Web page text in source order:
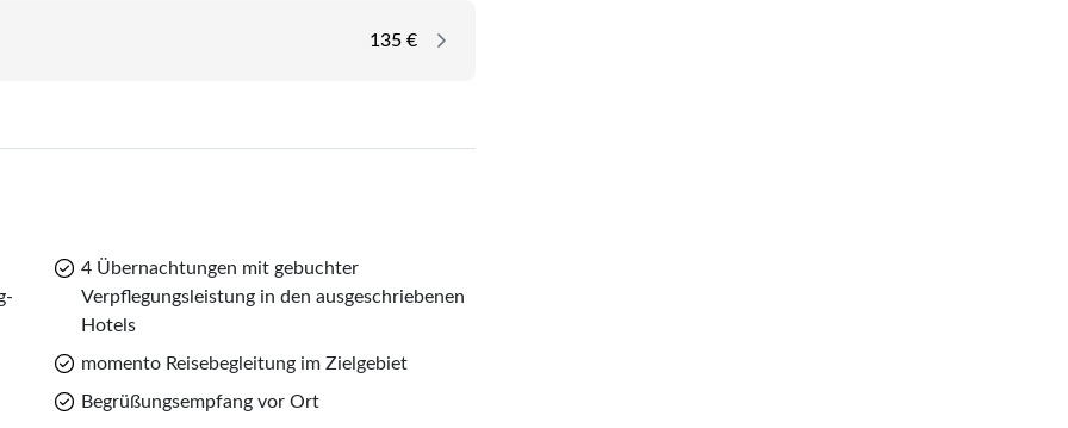
135 €
4 Übernachtungen mit gebuchter
Verpflegungsleistung in den ausgeschriebenen
Hotels
momento Reisebegleitung im Zielgebiet
Begrüßungsempfang vor Ort